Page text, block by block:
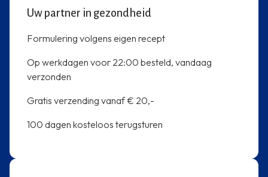
Uw partner in gezondheid
Formulering volgens eigen recept
Op werkdagen voor 22:00 besteld, vandaag
verzonden
Gratis verzending vanaf € 20,-
100 dagen kosteloos terugsturen